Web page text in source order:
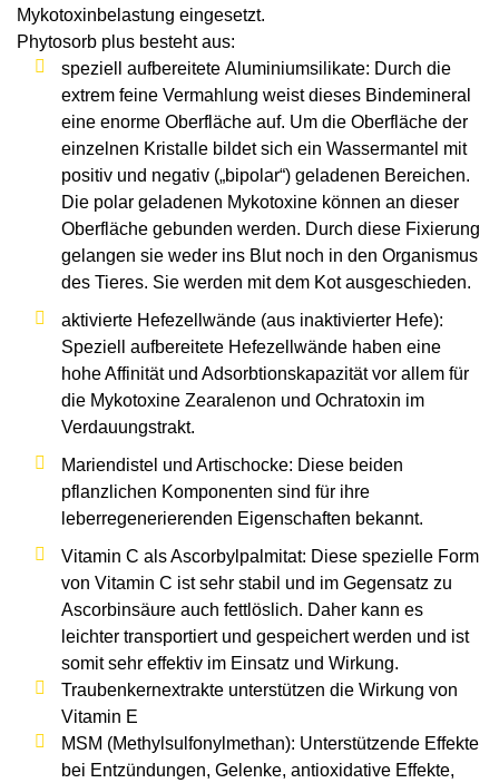
Mykotoxinbelastung eingesetzt.
Phytosorb plus besteht aus:
speziell aufbereitete Aluminiumsilikate: Durch die
extrem feine Vermahlung weist dieses Bindemineral
eine enorme Oberfläche auf. Um die Oberfläche der
einzelnen Kristalle bildet sich ein Wassermantel mit
positiv und negativ („bipolar“) geladenen Bereichen.
Die polar geladenen Mykotoxine können an dieser
Oberfläche gebunden werden. Durch diese Fixierung
gelangen sie weder ins Blut noch in den Organismus
des Tieres. Sie werden mit dem Kot ausgeschieden.
aktivierte Hefezellwände (aus inaktivierter Hefe):
Speziell aufbereitete Hefezellwände haben eine
hohe Affinität und Adsorbtionskapazität vor allem für
die Mykotoxine Zearalenon und Ochratoxin im
Verdauungstrakt.
Mariendistel und Artischocke: Diese beiden
pflanzlichen Komponenten sind für ihre
leberregenerierenden Eigenschaften bekannt.
Vitamin C als Ascorbylpalmitat: Diese spezielle Form
von Vitamin C ist sehr stabil und im Gegensatz zu
Ascorbinsäure auch fettlöslich. Daher kann es
leichter transportiert und gespeichert werden und ist
somit sehr effektiv im Einsatz und Wirkung.
Traubenkernextrakte unterstützen die Wirkung von
Vitamin E
MSM (Methylsulfonylmethan): Unterstützende Effekte
bei Entzündungen, Gelenke, antioxidative Effekte,